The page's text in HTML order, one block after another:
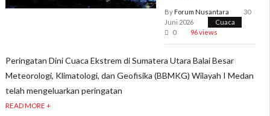
ByForum Nusantara
30
Juni 2026
Cuaca
0
96 views
Peringatan Dini Cuaca Ekstrem di Sumatera Utara Balai Besar
Meteorologi, Klimatologi, dan Geofisika (BBMKG) Wilayah I Medan
telah mengeluarkan peringatan
READ MORE +